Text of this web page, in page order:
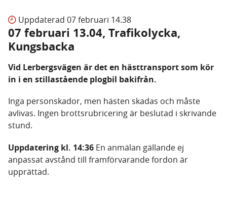
Uppdaterad 07 februari 14.38
07 februari 13.04, Trafikolycka,
Kungsbacka
Vid Lerbergsvägen är det en hästtransport som kör
in i en stillastående plogbil bakifrån.
Inga personskador, men hästen skadas och måste
avlivas. Ingen brottsrubricering är beslutad i skrivande
stund.
Uppdatering kl. 14:36 En anmälan gällande ej
anpassat avstånd till framförvarande fordon är
upprättad.